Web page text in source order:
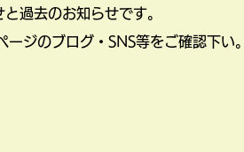
過去のお知らせです。
ージのブログ・SNS等をご確認下い。